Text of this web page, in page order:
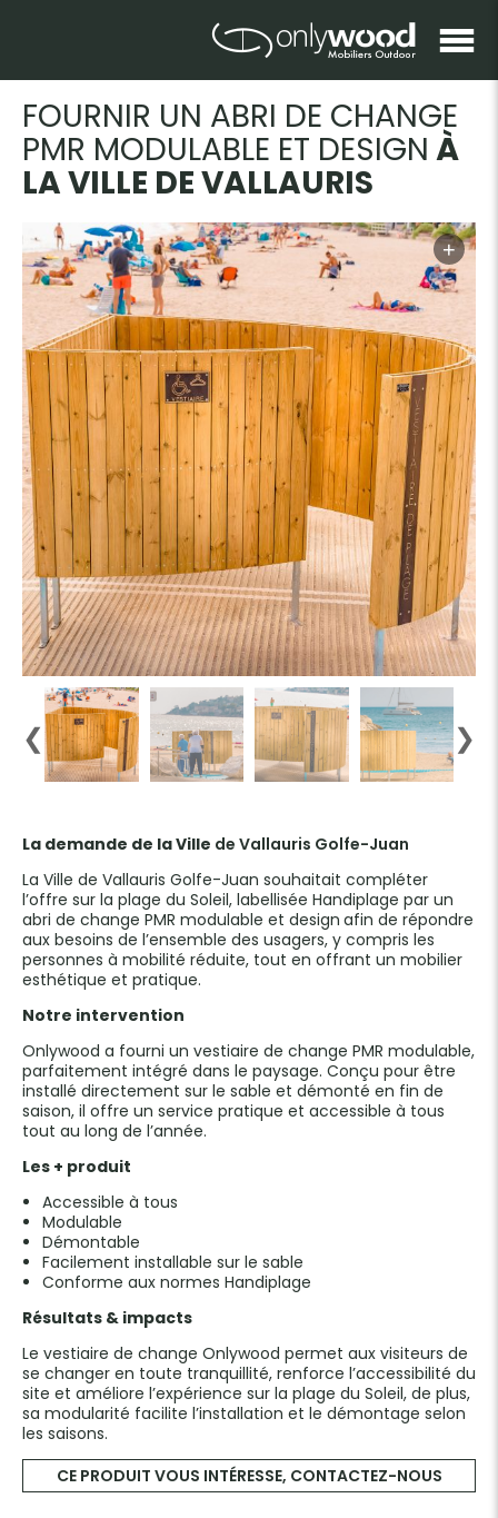
FOURNIR UN ABRI DE CHANGE
PMR MODULABLE ET DESIGN À
LA VILLE DE VALLAURIS
+
❮ ❯
La demande de la Ville de Vallauris Golfe-Juan
La Ville de Vallauris Golfe-Juan souhaitait compléter
l’offre sur la plage du Soleil, labellisée Handiplage par un
abri de change PMR modulable et design afin de répondre
aux besoins de l’ensemble des usagers, y compris les
personnes à mobilité réduite, tout en offrant un mobilier
esthétique et pratique.
Notre intervention
Onlywood a fourni un vestiaire de change PMR modulable,
parfaitement intégré dans le paysage. Conçu pour être
installé directement sur le sable et démonté en fin de
saison, il offre un service pratique et accessible à tous
tout au long de l’année.
Les + produit
Accessible à tous
Modulable
Démontable
Facilement installable sur le sable
Conforme aux normes Handiplage
Résultats & impacts
Le vestiaire de change Onlywood permet aux visiteurs de
se changer en toute tranquillité, renforce l’accessibilité du
site et améliore l’expérience sur la plage du Soleil, de plus,
sa modularité facilite l’installation et le démontage selon
les saisons.
CE PRODUIT VOUS INTÉRESSE, CONTACTEZ-NOUS